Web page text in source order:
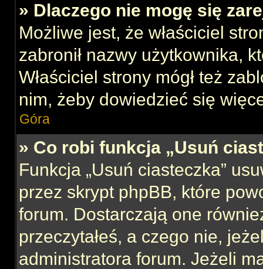
» Dlaczego nie mogę się
Możliwe jest, że właściciel
zabronił nazwy użytkownika,
Właściciel strony mógł też
nim, żeby dowiedzieć się
Góra
» Co robi funkcja „Usuń
Funkcja „Usuń ciasteczka”
przez skrypt phpBB, które
forum. Dostarczają one
przeczytałeś, a czego nie,
administratora forum. Jeżeli